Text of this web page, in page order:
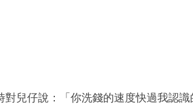
兒仔說：「你洗錢的速度快過我認識